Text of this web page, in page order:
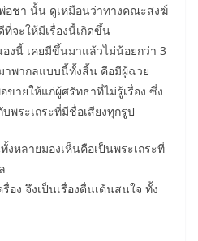
พ่อชา นั้น ดูเหมือนว่าทางคณะสงฆ์
จะให้มีเรื่องนี้เกิดขึ้น
งนี้ เคยมีขึ้นมาแล้วไม่น้อยกว่า 3
าพากลแบบนี้ทั้งสิ้น คือมีผู้ฉวย
ายให้แก่ผู้ศรัทธาที่ไม่รู้เรื่อง ซึ่ง
พระเถระที่มีชื่อเสียงทุกรูป
หลายมองเห็นคือเป็นพระเถระที่
อง จึงเป็นเรื่องตื่นเต้นสนใจ ทั้ง